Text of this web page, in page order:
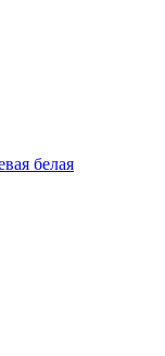
белая